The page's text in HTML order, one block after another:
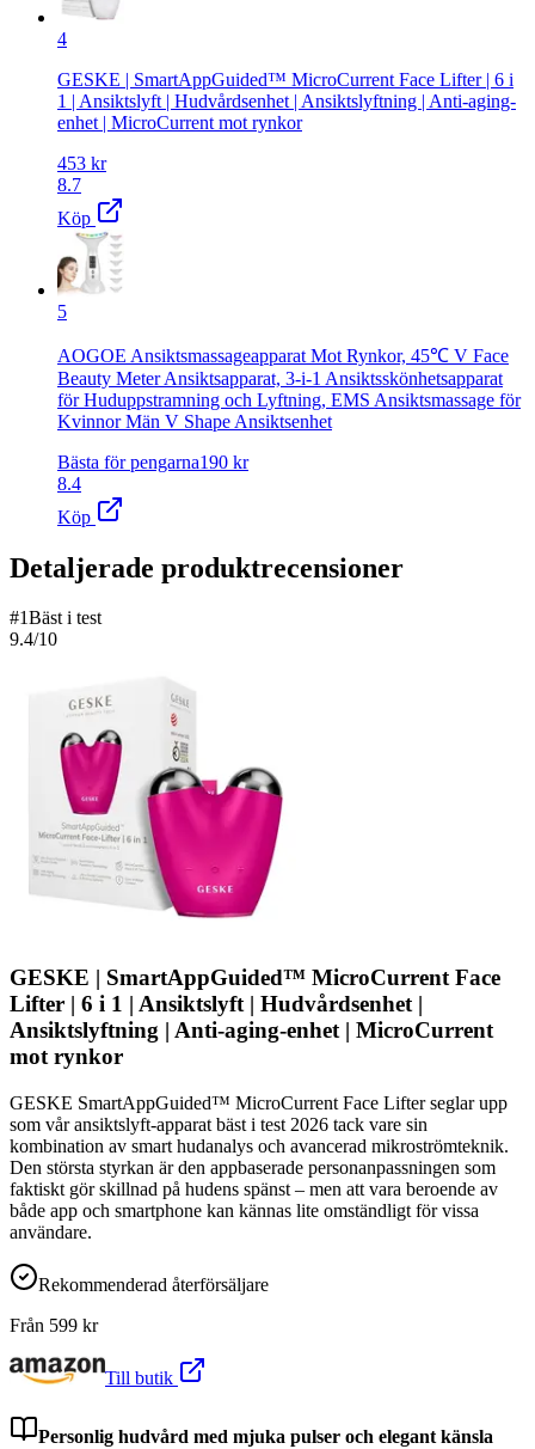
4
GESKE | SmartAppGuided™ MicroCurrent Face Lifter | 6 i
1 | Ansiktslyft | Hudvårdsenhet | Ansiktslyftning | Anti-aging-
enhet | MicroCurrent mot rynkor
453 kr
8.7
Köp
5
AOGOE Ansiktsmassageapparat Mot Rynkor, 45℃ V Face
Beauty Meter Ansiktsapparat, 3-i-1 Ansiktsskönhetsapparat
för Huduppstramning och Lyftning, EMS Ansiktsmassage för
Kvinnor Män V Shape Ansiktsenhet
Bästa för pengarna190 kr
8.4
Köp
Detaljerade produktrecensioner
#1Bäst i test
9.4/10
GESKE | SmartAppGuided™ MicroCurrent Face
Lifter | 6 i 1 | Ansiktslyft | Hudvårdsenhet |
Ansiktslyftning | Anti-aging-enhet | MicroCurrent
mot rynkor
GESKE SmartAppGuided™ MicroCurrent Face Lifter seglar upp
som vår ansiktslyft-apparat bäst i test 2026 tack vare sin
kombination av smart hudanalys och avancerad mikroströmteknik.
Den största styrkan är den appbaserade personanpassningen som
faktiskt gör skillnad på hudens spänst – men att vara beroende av
både app och smartphone kan kännas lite omständligt för vissa
användare.
Rekommenderad återförsäljare
Från 599 kr
Till butik
Personlig hudvård med mjuka pulser och elegant känsla